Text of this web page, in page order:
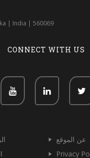
| India | 560069
CONNECT WITH US
عن الموقع
Privacy